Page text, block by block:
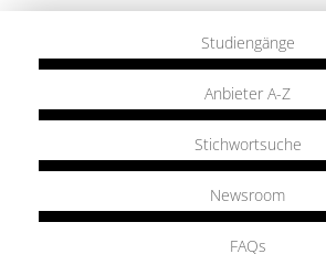
Studiengänge
Anbieter A-Z
Stichwortsuche
Newsroom
FAQs